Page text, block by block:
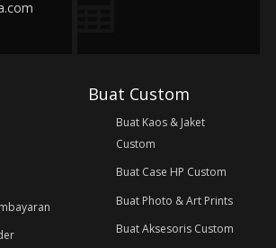
Buat Custom
Buat Kaos & Jaket
Custom
Buat Case HP Custom
Buat Photo & Art Prints
Buat Aksesoris Custom